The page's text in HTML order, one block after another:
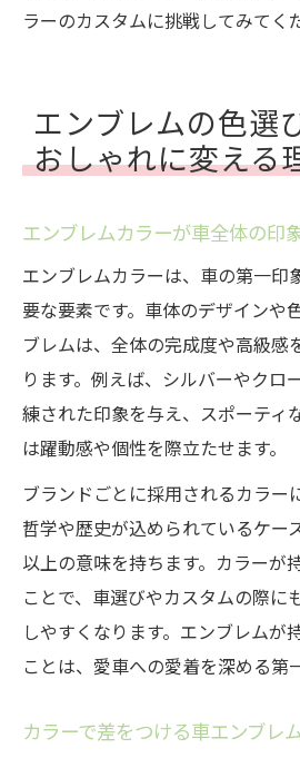
ラーのカスタムに挑戦してみてく
エンブレムの色選
おしゃれに変える
エンブレムカラーが車全体の印
エンブレムカラーは、車の第一印
要な要素です。車体のデザインや
ブレムは、全体の完成度や高級感
ります。例えば、シルバーやクロ
練された印象を与え、スポーティ
は躍動感や個性を際立たせます。
ブランドごとに採用されるカラー
哲学や歴史が込められているケー
以上の意味を持ちます。カラーが
ことで、車選びやカスタムの際に
しやすくなります。エンブレムが
ことは、愛車への愛着を深める第
カラーで差をつける車エンブレ